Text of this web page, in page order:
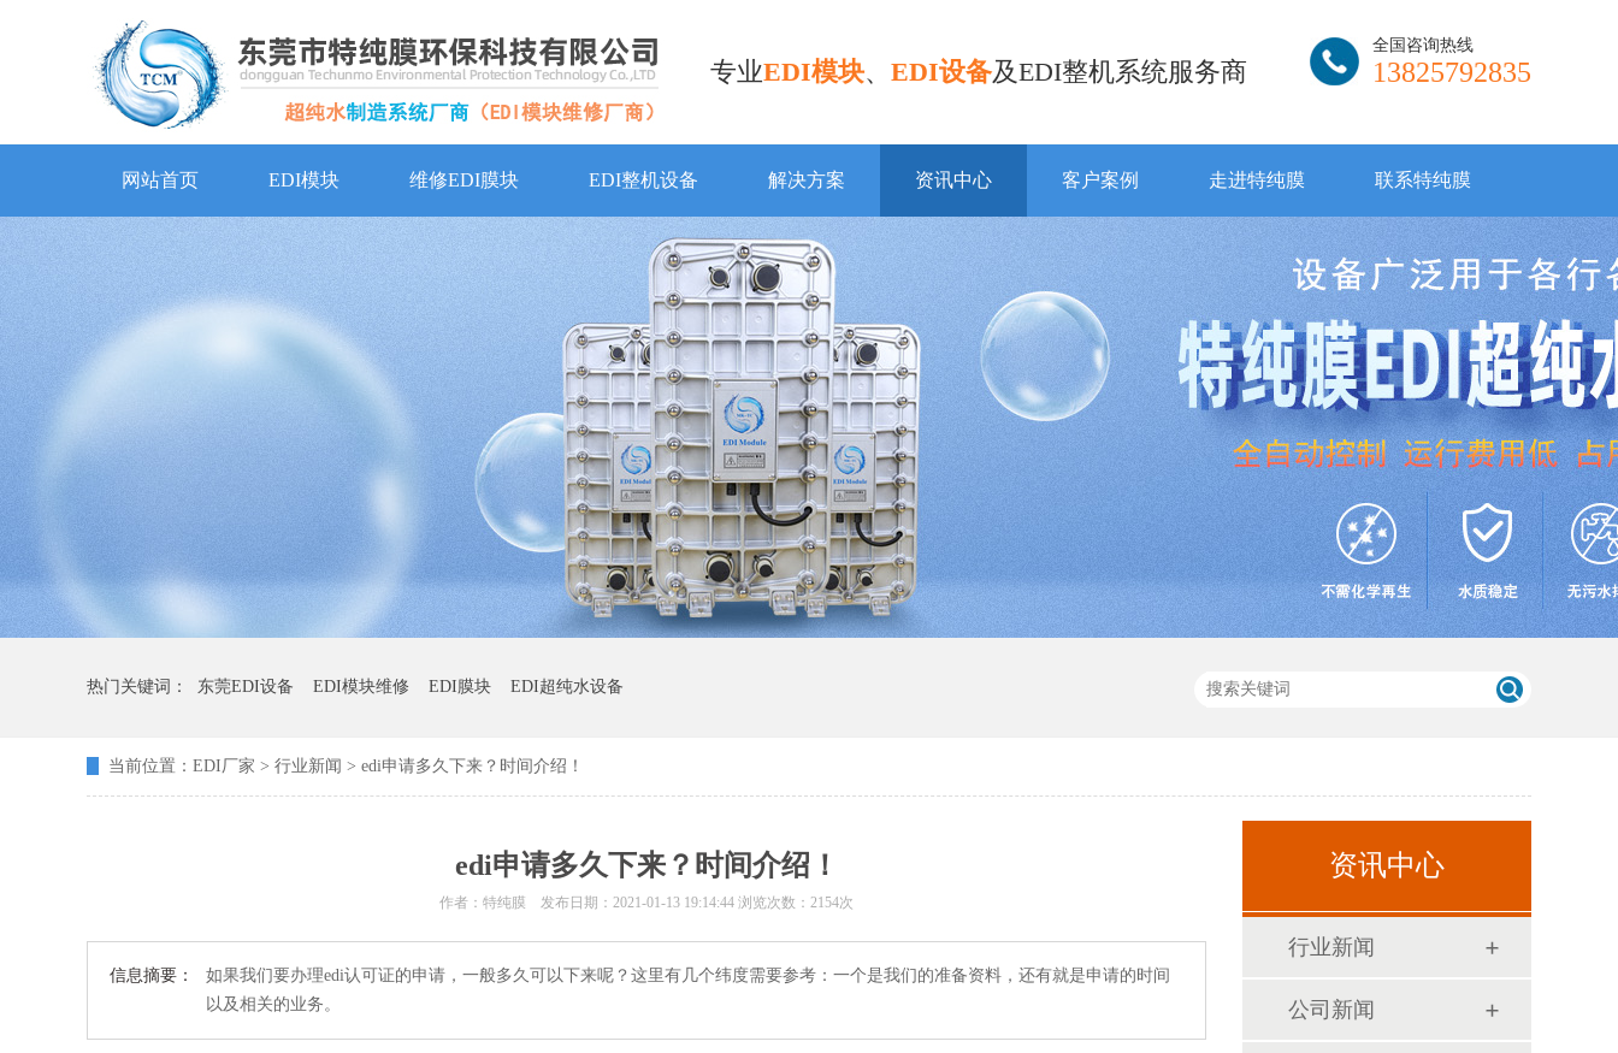
专业EDI模块、 EDI设备及EDI整机系统服务商
全国咨询热线
13825792835
网站首页 EDI模块 维修EDI膜块 EDI整机设备 解决方案 资讯中心 客户案例 走进特纯膜 联系特纯膜
热门关键词： 东莞EDI设备 EDI模块维修 EDI膜块 EDI超纯水设备
当前位置： EDI厂家 > 行业新闻 > edi申请多久下来？时间介绍！
edi申请多久下来？时间介绍！
作者：特纯膜 发布日期： 2021-01-13 19:14:44 浏览次数：2154次
信息摘要：
如果我们要办理edi认可证的申请，一般多久可以下来呢？这里有几个纬度需要参考：一个是我们的准备资料，还有就是申请的时间
以及相关的业务。
资讯中心
行业新闻
公司新闻